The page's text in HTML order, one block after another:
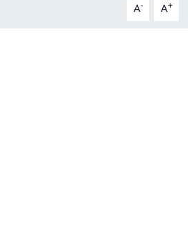
A- A+